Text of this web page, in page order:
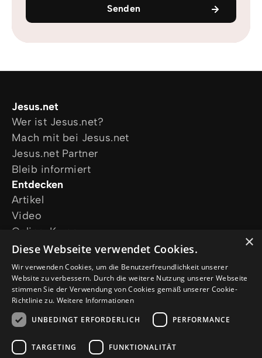
Senden
Jesus.net
Wer ist Jesus.net?
Mach mit bei Jesus.net
Jesus.net Partner
Bleib informiert
Entdecken
Artikel
Video
Online-Kurse
Unsere Projekte
Ich wünsche mir Gebet
Ich habe eine Frage
Folge uns
×
Diese Webseite verwendet Cookies.
Wir verwenden Cookies, um die Benutzerfreundlichkeit unserer
Website zu verbessern. Durch die weitere Nutzung unserer Webseite
stimmen Sie der Verwendung von Cookies gemäß unserer Cookie-
Richtlinie zu. Weitere Informationen
UNBEDINGT ERFORDERLICH
PERFORMANCE
TARGETING FUNKTIONALITÄT